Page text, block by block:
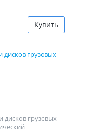
Купить
дисков грузовых